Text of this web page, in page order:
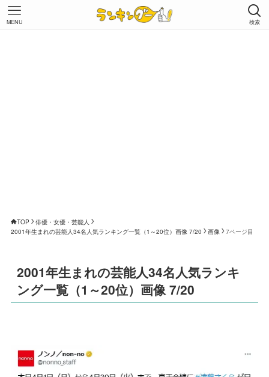
検索
MENU
TOP
俳優・女優・芸能人
2001年生まれの芸能人34名人気ランキング一覧（1～20位）画像 7/20
画像 7ページ目
2001年生まれの芸能人34名人気ランキ
ング一覧（1～20位）画像 7/20